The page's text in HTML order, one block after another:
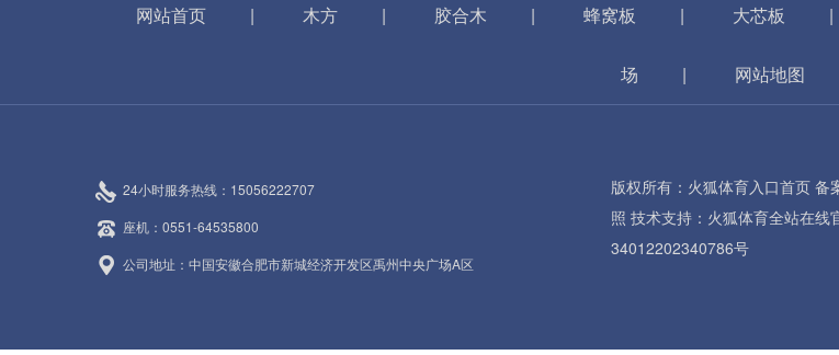
网站首页 | 木方 | 胶合木 | 蜂窝板 | 大芯板 |
场 | 网站地图
24小时服务热线：15056222707
座机：0551-64535800
公司地址：中国安徽合肥市新城经济开发区禹州中央广场A区
版权所有：火狐体育入口首页 备
照 技术支持： 火狐体育全站在线
34012202340786号